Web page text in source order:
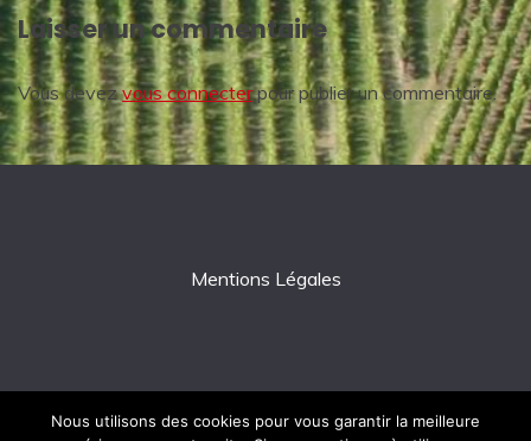
Laisser un commentaire
Vous devezvous connecterpour publier un commentaire.
Mentions Légales
Nous utilisons des cookies pour vous garantir la meilleure